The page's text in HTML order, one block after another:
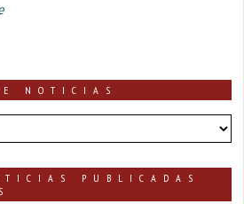
NOTICIAS
PUBLICADAS